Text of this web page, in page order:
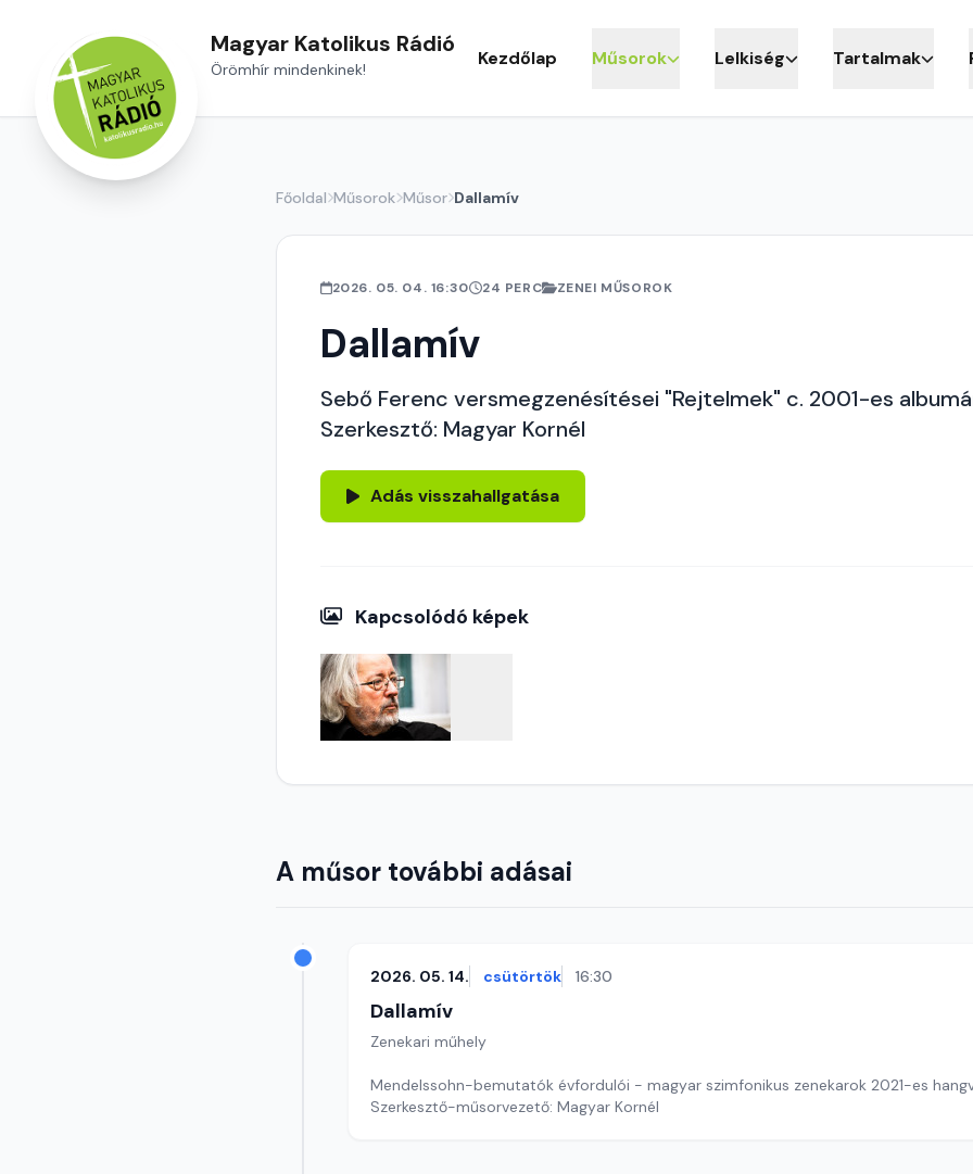
Magyar Katolikus Rádió
Örömhír mindenkinek! Kezdőlap Műsorok Lelkiség Tartalmak
Főoldal Műsorok Műsor Dallamív
2026. 05. 04. 16:30 24 PERC ZENEI MŰSOROK
Dallamív
Sebő Ferenc versmegzenésítései "Rejtelmek" c. 2001-es
Szerkesztő: Magyar Kornél
Adás visszahallgatása
Kapcsolódó képek
A műsor további adásai
2026. 05. 14. csütörtök 16:30
Dallamív
Zenekari műhely
Mendelssohn-bemutatók évfordulói - magyar szimfonikus zenekarok 2021-es
Szerkesztő-műsorvezető: Magyar Kornél